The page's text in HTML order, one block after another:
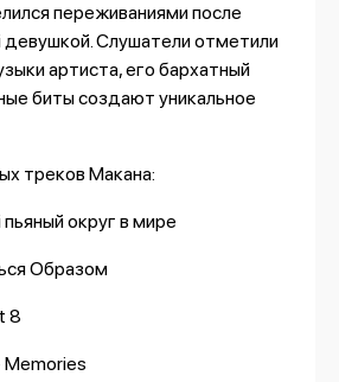
переживаниями после
Слушатели отметили
артиста, его бархатный
биты создают уникальное
треков Макана:
округ в мире
Образом
8
Memories